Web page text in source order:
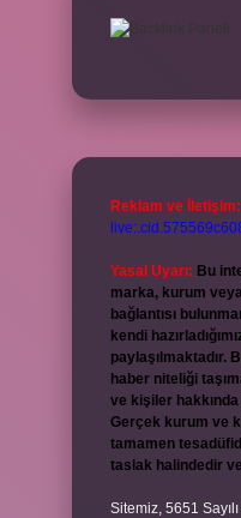
Reklam ve İletişim:
Yasal Uyarı: Bu
marka, kurum
bağlantısı
kendi
paylaşılmaktadır.
haber niteliği
ve kişiler hakkında
Gerçek kurum ve
tamamen
taslak halindedir
Sitemiz, 5651